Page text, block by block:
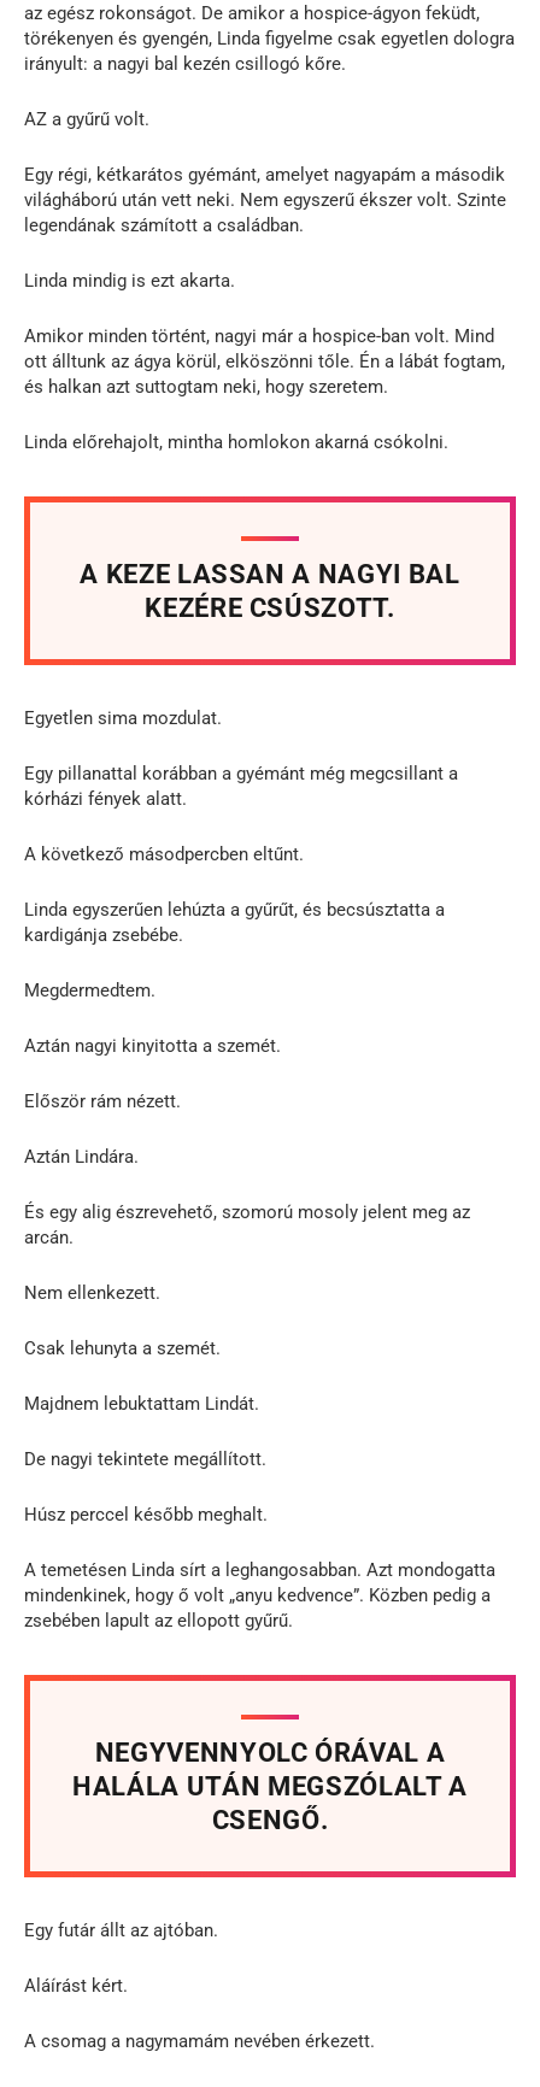
az egész rokonságot. De amikor a hospice-ágyon feküdt,
törékenyen és gyengén, Linda figyelme csak egyetlen dologra
irányult: a nagyi bal kezén csillogó kőre.
AZ a gyűrű volt.
Egy régi, kétkarátos gyémánt, amelyet nagyapám a második
világháború után vett neki. Nem egyszerű ékszer volt. Szinte
legendának számított a családban.
Linda mindig is ezt akarta.
Amikor minden történt, nagyi már a hospice-ban volt. Mind
ott álltunk az ágya körül, elköszönni tőle. Én a lábát fogtam,
és halkan azt suttogtam neki, hogy szeretem.
Linda előrehajolt, mintha homlokon akarná csókolni.
A KEZE LASSAN A NAGYI BAL
KEZÉRE CSÚSZOTT.
Egyetlen sima mozdulat.
Egy pillanattal korábban a gyémánt még megcsillant a
kórházi fények alatt.
A következő másodpercben eltűnt.
Linda egyszerűen lehúzta a gyűrűt, és becsúsztatta a
kardigánja zsebébe.
Megdermedtem.
Aztán nagyi kinyitotta a szemét.
Először rám nézett.
Aztán Lindára.
És egy alig észrevehető, szomorú mosoly jelent meg az
arcán.
Nem ellenkezett.
Csak lehunyta a szemét.
Majdnem lebuktattam Lindát.
De nagyi tekintete megállított.
Húsz perccel később meghalt.
A temetésen Linda sírt a leghangosabban. Azt mondogatta
mindenkinek, hogy ő volt „anyu kedvence”. Közben pedig a
zsebében lapult az ellopott gyűrű.
NEGYVENNYOLC ÓRÁVAL A
HALÁLA UTÁN MEGSZÓLALT A
CSENGŐ.
Egy futár állt az ajtóban.
Aláírást kért.
A csomag a nagymamám nevében érkezett.